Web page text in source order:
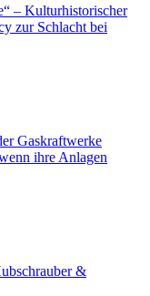
– Kulturhistorischer
zur Schlacht bei
Gaskraftwerke
ihre Anlagen
&